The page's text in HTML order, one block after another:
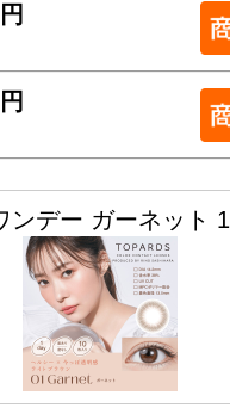
ンデー ガーネット